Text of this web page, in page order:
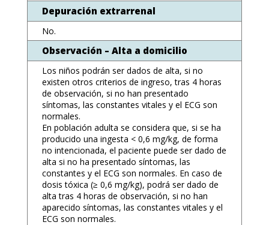
Depuración extrarrenal
No.
Observación – Alta a domicilio
Los niños podrán ser dados de alta, si no
existen otros criterios de ingreso, tras 4 horas
de observación, si no han presentado
síntomas, las constantes vitales y el ECG son
normales.
En población adulta se considera que, si se ha
producido una ingesta < 0,6 mg/kg, de forma
no intencionada, el paciente puede ser dado de
alta si no ha presentado síntomas, las
constantes y el ECG son normales. En caso de
dosis tóxica (≥ 0,6 mg/kg), podrá ser dado de
alta tras 4 horas de observación, si no han
aparecido síntomas, las constantes vitales y el
ECG son normales.